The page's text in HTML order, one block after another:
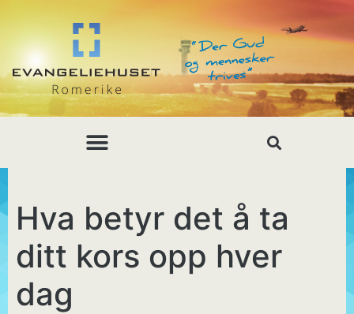
Hva betyr det å ta
ditt kors opp hver
dag